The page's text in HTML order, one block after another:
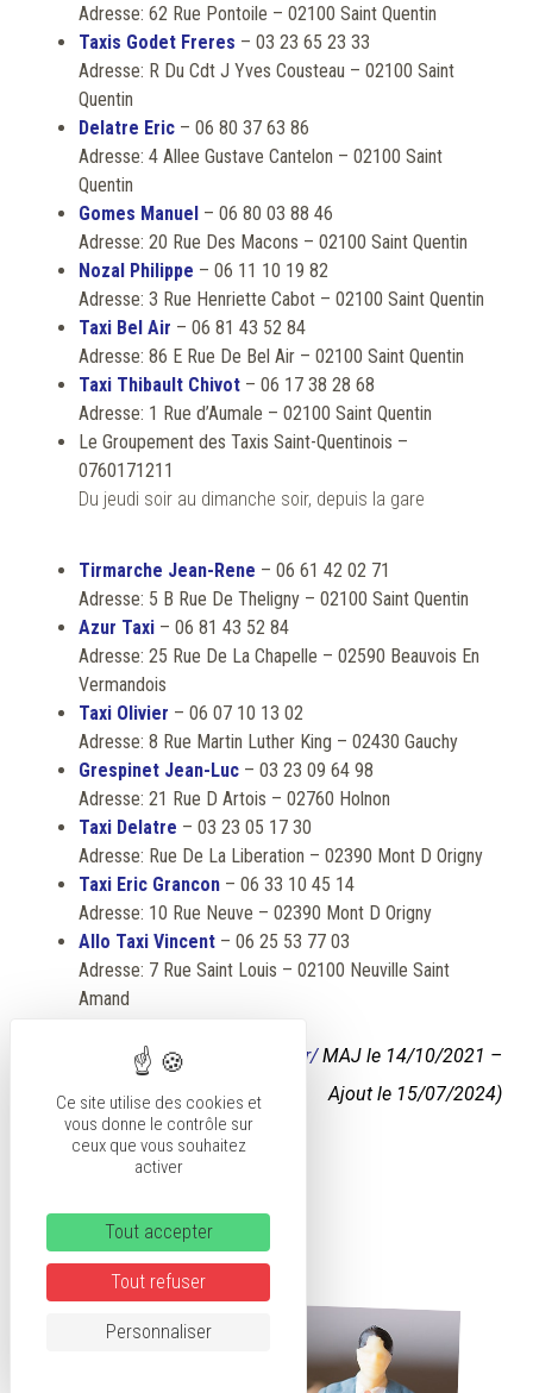
Adresse: 62 Rue Pontoile – 02100 Saint Quentin
Taxis Godet Freres – 03 23 65 23 33
Adresse: R Du Cdt J Yves Cousteau – 02100 Saint
Quentin
Delatre Eric – 06 80 37 63 86
Adresse: 4 Allee Gustave Cantelon – 02100 Saint
Quentin
Gomes Manuel – 06 80 03 88 46
Adresse: 20 Rue Des Macons – 02100 Saint Quentin
Nozal Philippe – 06 11 10 19 82
Adresse: 3 Rue Henriette Cabot – 02100 Saint Quentin
Taxi Bel Air – 06 81 43 52 84
Adresse: 86 E Rue De Bel Air – 02100 Saint Quentin
Taxi Thibault Chivot – 06 17 38 28 68
Adresse: 1 Rue d’Aumale – 02100 Saint Quentin
Le Groupement des Taxis Saint-Quentinois –
0760171211
Du jeudi soir au dimanche soir, depuis la gare
Tirmarche Jean-Rene – 06 61 42 02 71
Adresse: 5 B Rue De Theligny – 02100 Saint Quentin
Azur Taxi – 06 81 43 52 84
Adresse: 25 Rue De La Chapelle – 02590 Beauvois En
Vermandois
Taxi Olivier – 06 07 10 13 02
Adresse: 8 Rue Martin Luther King – 02430 Gauchy
Grespinet Jean-Luc – 03 23 09 64 98
Adresse: 21 Rue D Artois – 02760 Holnon
Taxi Delatre – 03 23 05 17 30
Adresse: Rue De La Liberation – 02390 Mont D Origny
Taxi Eric Grancon – 06 33 10 45 14
Adresse: 10 Rue Neuve – 02390 Mont D Origny
Allo Taxi Vincent – 06 25 53 77 03
Adresse: 7 Rue Saint Louis – 02100 Neuville Saint
Amand
(source :https://www.itaxis.fr/MAJ le 14/10/2021 –
Ajout le 15/07/2024)
La location de voiture
Ce site utilise des cookies et
vous donne le contrôle sur
ceux que vous souhaitez
activer
Tout accepter
Tout refuser
Personnaliser